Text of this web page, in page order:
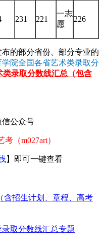
231 221
一志
愿
226
的部分省份、部分专业的
院全国各省艺术类录取分
类录取分数线汇总（包含
考（m027art）
】即可一键查看
招生计划、章程、高考
取分数线汇总专题